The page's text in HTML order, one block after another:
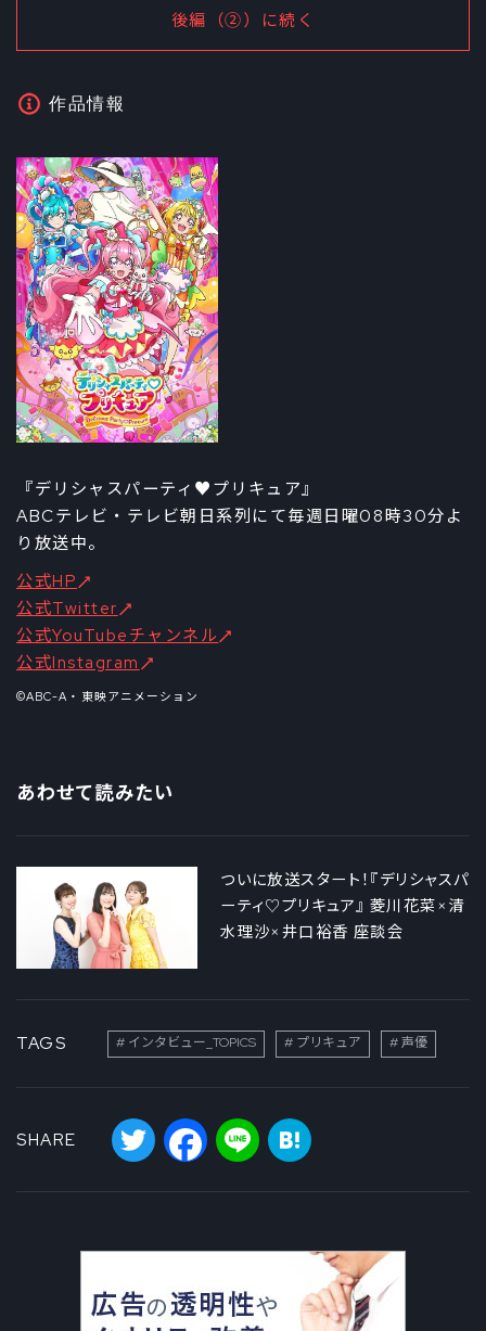
後編（②）に続く
作品情報
『デリシャスパーティ♥プリキュア』
ABCテレビ・テレビ朝日系列にて毎週日曜08時30分よ
り放送中。
公式HP
公式Twitter
公式YouTubeチャンネル
公式Instagram
©ABC-A・東映アニメーション
あわせて読みたい
ついに放送スタート！『デリシャスパ
ーティ♡プリキュア』 菱川花菜×清
水理沙×井口裕香 座談会
TAGS インタビュー_TOPICS プリキュア 声優
SHARE
Twitter Facebook
Line